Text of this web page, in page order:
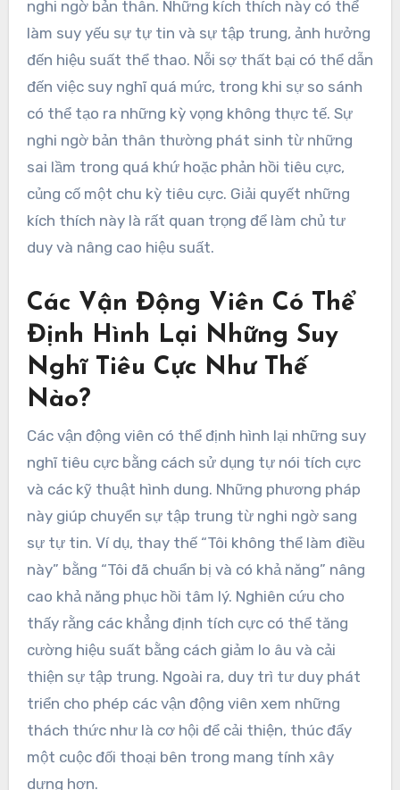
Gây Ra Cuộc Đối Thoại Bên
Trong Tiêu Cực?
Cuộc đối thoại bên trong tiêu cực ở các vận động
viên thường xuất phát từ các kích thích chung
như nỗi sợ thất bại, so sánh với người khác và sự
nghi ngờ bản thân. Những kích thích này có thể
làm suy yếu sự tự tin và sự tập trung, ảnh hưởng
đến hiệu suất thể thao. Nỗi sợ thất bại có thể dẫn
đến việc suy nghĩ quá mức, trong khi sự so sánh
nghi ngờ bản thân thường phát sinh từ những
sai lầm trong quá khứ hoặc phản hồi tiêu cực,
củng cố một chu kỳ tiêu cực. Giải quyết những
kích thích này là rất quan trọng để làm chủ tư
duy và nâng cao hiệu suất.
Các Vận Động Viên Có Thể
Định Hình Lại Những Suy
Nghĩ Tiêu Cực Như Thế
Nào?
Các vận động viên có thể định hình lại những suy
nghĩ tiêu cực bằng cách sử dụng tự nói tích cực
và các kỹ thuật hình dung. Những phương pháp
này giúp chuyển sự tập trung từ nghi ngờ sang
sự tự tin. Ví dụ, thay thế “Tôi không thể làm điều
này” bằng “Tôi đã chuẩn bị và có khả năng” nâng
cao khả năng phục hồi tâm lý. Nghiên cứu cho
thấy rằng các khẳng định tích cực có thể tăng